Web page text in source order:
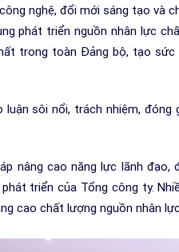
nghệ, đổi mới sáng tạo và
phát triển nguồn nhân lực
trong toàn Đảng bộ, tạo
sôi nổi, trách nhiệm,
nâng cao năng lực lãnh
triển của Tổng công ty.
cao chất lượng nguồn nhân